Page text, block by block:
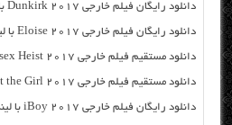
دانلود رایگان فیلم خارجی Dunkirk 2017 با لینک مستقیم
دانلود رایگان فیلم خارجی Eloise 2017 با لینک مستقیم
دانلود مستقیم فیلم خارجی Essex Heist 2017 از سرور سایت
دانلود مستقیم فیلم خارجی Get the Girl 2017 از سرور سایت
دانلود رایگان فیلم خارجی iBoy 2017 با لینک مستقیم